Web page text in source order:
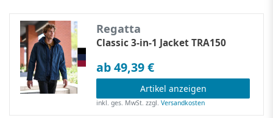
Regatta
Classic 3-in-1 Jacket TRA150
ab 49,39 €
Artikel anzeigen
inkl. ges. MwSt. zzgl.Versandkosten